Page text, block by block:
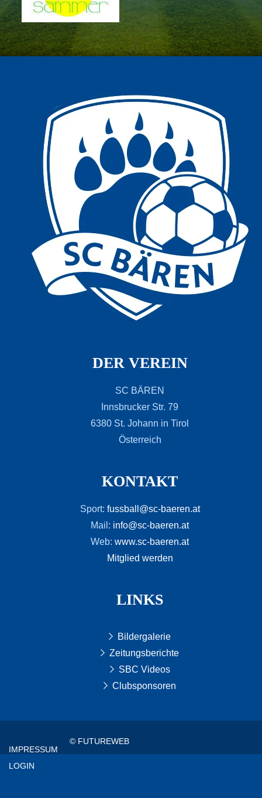
DER VEREIN
SC BÄREN
Innsbrucker Str. 79
6380 St. Johann in Tirol
Österreich
KONTAKT
Sport: fussball@sc-baeren.at
Mail: info@sc-baeren.at
Web: www.sc-baeren.at
Mitglied werden
LINKS
Bildergalerie
Zeitungsberichte
SBC Videos
Clubsponsoren
IMPRESSUM
LOGIN
© FUTUREWEB